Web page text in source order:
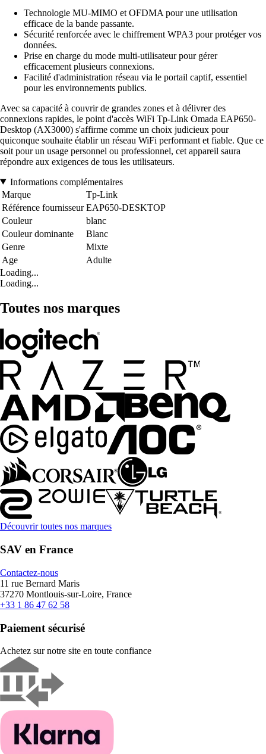
Technologie MU-MIMO et OFDMA pour une utilisation
efficace de la bande passante.
Sécurité renforcée avec le chiffrement WPA3 pour protéger vos
données.
Prise en charge du mode multi-utilisateur pour gérer
efficacement plusieurs connexions.
Facilité d'administration réseau via le portail captif, essentiel
pour les environnements publics.
Avec sa capacité à couvrir de grandes zones et à délivrer des
connexions rapides, le point d'accès WiFi Tp-Link Omada EAP650-
Desktop (AX3000) s'affirme comme un choix judicieux pour
quiconque souhaite établir un réseau WiFi performant et fiable. Que ce
soit pour un usage personnel ou professionnel, cet appareil saura
répondre aux exigences de tous les utilisateurs.
Informations complémentaires
Marque
Tp-Link
Référence fournisseur EAP650-DESKTOP
Couleur
blanc
Couleur dominante
Blanc
Genre
Mixte
Age
Adulte
Loading...
Loading...
Toutes nos marques
Découvrir toutes nos marques
SAV en France
Contactez-nous
11 rue Bernard Maris
37270 Montlouis-sur-Loire, France
+33 1 86 47 62 58
Paiement sécurisé
Achetez sur notre site en toute confiance